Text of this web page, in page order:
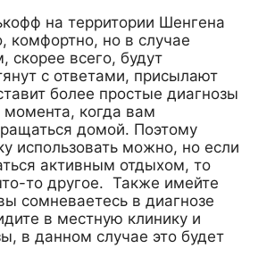
на территории Шенгена
комфортно, но в случае
скорее всего, будут
с ответами, присылают
более простые диагнозы
момента, когда вам
домой. Поэтому
использовать можно, но если
активным отдыхом, то
то другое. Также имейте
сомневаетесь в диагнозе
в местную клинику и
в данном случае это будет